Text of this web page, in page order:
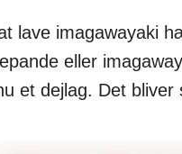
lave imagawayaki
eller
et dejlag. Det